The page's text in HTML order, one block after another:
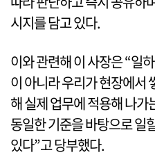
시지를 담고 있다.
이와 관련해 이 사장은 “일
이 아니라 우리가 현장에서
해 실제 업무에 적용해 나
동일한 기준을 바탕으로 일
있다”고 당부했다.